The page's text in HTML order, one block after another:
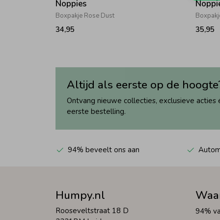
Noppies
Boxpakje Rose Dust
34,95 35,95
Altijd als eerste op de
Ontvang nieuwe collecties, exclusieve
eerste bestelling.
94% beveelt ons aan
Humpy.nl
Rooseveltstraat 18 D
94%